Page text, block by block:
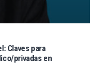
Claves para
privadas en